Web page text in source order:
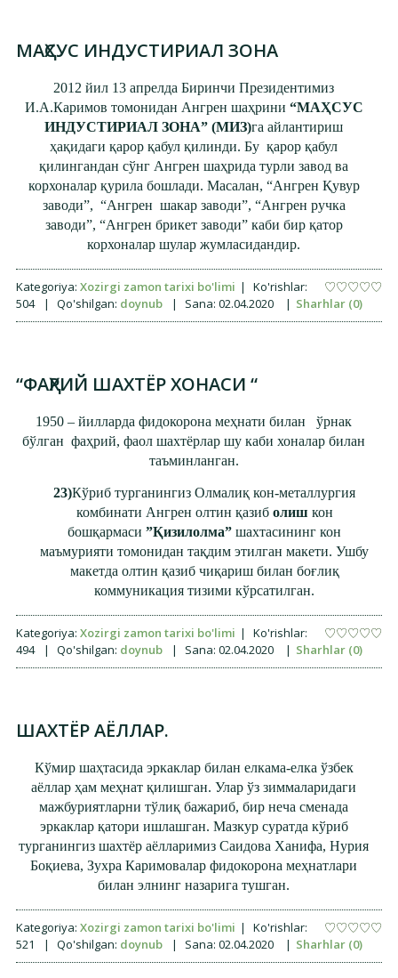
МАҲСУС ИНДУСТИРИАЛ ЗОНА
2012 йил 13 апрелда Биринчи Президентимиз
И.А.Каримов томонидан Ангрен шаҳрини “МАҲСУС
ИНДУСТИРИАЛ ЗОНА” (МИЗ)га айлантириш
ҳақидаги қарор қабул қилинди. Бу қарор қабул
қилингандан сўнг Ангрен шаҳрида турли завод ва
корхоналар қурила бошлади. Масалан, “Ангрен Қувур
заводи”, “Ангрен шакар заводи”, “Ангрен ручка
заводи”, “Ангрен брикет заводи” каби бир қатор
корхоналар шулар жумласидандир.
Kategoriya: Xozirgi zamon tarixi bo'limi |
Ko'rishlar:
504
| Qo'shilgan: doynub | Sana: 02.04.2020 | Sharhlar (0)
“ФАҲРИЙ ШАХТЁР ХОНАСИ “
1950 – йилларда фидокорона меҳнати билан ўрнак
бўлган фаҳрий, фаол шахтёрлар шу каби хоналар билан
таъминланган.
23)Кўриб турганингиз Олмалиқ кон-металлургия
комбинати Ангрен олтин қазиболиш кон
бошқармаси ”Қизилолма” шахтасининг кон
маъмурияти томонидан тақдим этилган макети. Ушбу
макетда олтин қазиб чиқариш билан боғлиқ
коммуникация тизими кўрсатилган.
Kategoriya: Xozirgi zamon tarixi bo'limi |
Ko'rishlar:
494
| Qo'shilgan: doynub | Sana: 02.04.2020 | Sharhlar (0)
ШАХТЁР АЁЛЛАР.
Кўмир шаҳтасида эркаклар билан елкама-елка ўзбек
аёллар ҳам меҳнат қилишган. Улар ўз зиммаларидаги
мажбуриятларни тўлиқ бажариб, бир неча сменада
эркаклар қатори ишлашган. Мазкур суратда кўриб
турганингиз шахтёр аёлларимиз Саидова Ханифа, Нурия
Боқиева, Зухра Каримовалар фидокорона меҳнатлари
билан элнинг назарига тушган.
Kategoriya: Xozirgi zamon tarixi bo'limi |
Ko'rishlar:
521
| Qo'shilgan: doynub | Sana: 02.04.2020 | Sharhlar (0)